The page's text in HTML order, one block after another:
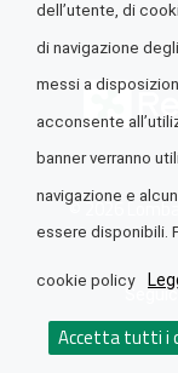
© 2026
dell’utente, di
di navigazione
messi a
acconsente
banner verranno
navigazione e
essere disponibili.
cookie policy
Accetta tutti i